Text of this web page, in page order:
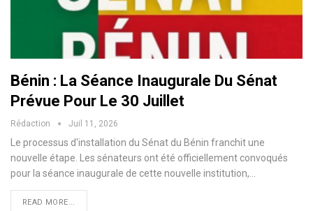
Bénin : La Séance Inaugurale Du Sénat
Prévue Pour Le 30 Juillet
Rédaction Juil 11, 2026
Le processus d'installation du Sénat du Bénin franchit une
nouvelle étape. Les sénateurs ont été officiellement convoqués
pour la séance inaugurale de cette nouvelle institution,…
READ MORE...